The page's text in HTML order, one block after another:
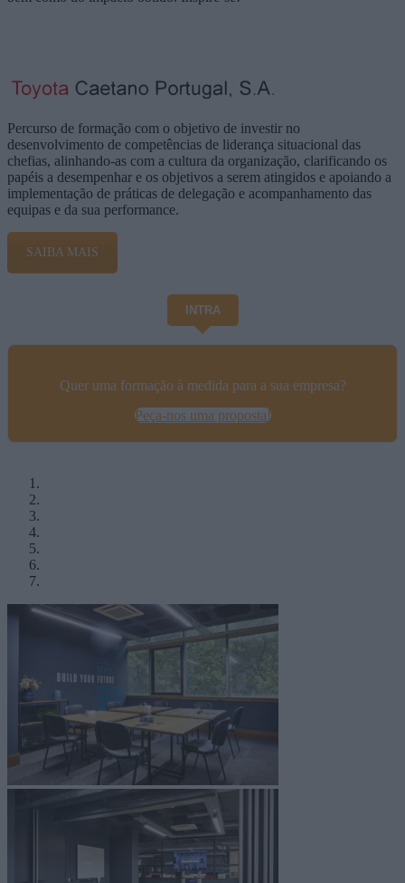
Percurso de formação com o objetivo de investir no
desenvolvimento de competências de liderança situacional das
chefias, alinhando-as com a cultura da organização, clarificando os
papéis a desempenhar e os objetivos a serem atingidos e apoiando a
implementação de práticas de delegação e acompanhamento das
equipas e da sua performance.
SAIBA MAIS
INTRA
Quer uma formação à medida para a sua empresa?
Peça-nos uma proposta!